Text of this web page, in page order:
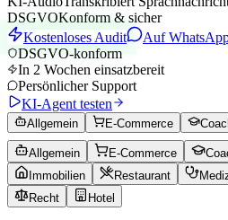
DSGVOKonform & sicher
Kostenloses Audit
Auf
DSGVO-konform
In 2 Wochen einsatzbereit
Persönlicher Support
KI-Agent testen
Allgemein E-Commerce
Allgemein E-Commerce
Immobilien
Restaurant
Recht
Hotel